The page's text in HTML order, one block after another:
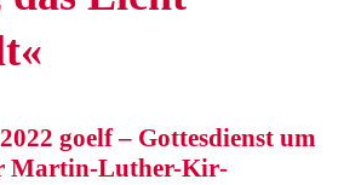
goelf – Got­tes­dienst um
Mar­tin-Luther-Kir­